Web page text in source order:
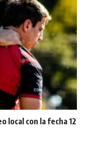
local con la fecha 12